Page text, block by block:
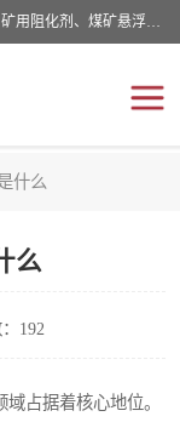
山东贝格曼化工有限公司主营：氯化镁、无水氯化钙、矿用阻化剂、煤矿悬浮剂、道路抑尘剂、氢氧化镁，防灭火剂等，公司位于山东省潍坊市滨海经济开发区,是专业从事对各种精细化工集研究、开发、制造于一体的现代化大型跨境化工企业，公司本着诚信经营、给每一位客户提供专业服务。
什么
么
192
占据着核心地位。